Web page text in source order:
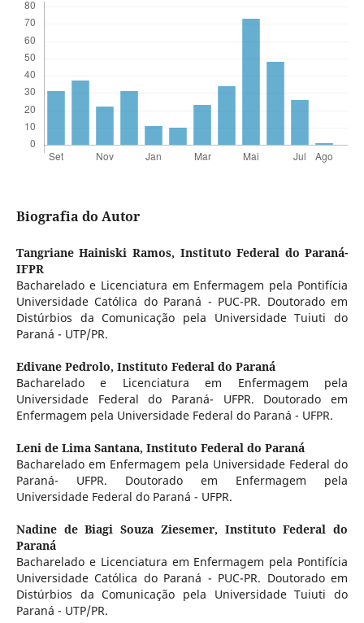
Biografia do Autor
Tangriane Hainiski Ramos, Instituto Federal do Paraná-
IFPR
Bacharelado e Licenciatura em Enfermagem pela Pontifícia
Universidade Católica do Paraná - PUC-PR. Doutorado em
Distúrbios da Comunicação pela Universidade Tuiuti do
Paraná - UTP/PR.
Edivane Pedrolo, Instituto Federal do Paraná
Bacharelado e Licenciatura em Enfermagem pela
Universidade Federal do Paraná- UFPR. Doutorado em
Enfermagem pela Universidade Federal do Paraná - UFPR.
Leni de Lima Santana, Instituto Federal do Paraná
Bacharelado em Enfermagem pela Universidade Federal do
Paraná- UFPR. Doutorado em Enfermagem pela
Universidade Federal do Paraná - UFPR.
Nadine de Biagi Souza Ziesemer, Instituto Federal do
Paraná
Bacharelado e Licenciatura em Enfermagem pela Pontifícia
Universidade Católica do Paraná - PUC-PR. Doutorado em
Distúrbios da Comunicação pela Universidade Tuiuti do
Paraná - UTP/PR.